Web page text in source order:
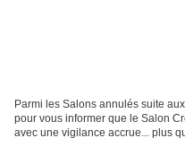
Parmi les Salons annulés suite
pour vous informer que le Salon
avec une vigilance accrue... plus